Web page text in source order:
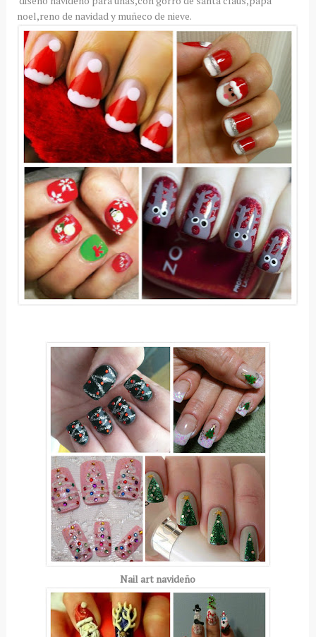
noel,reno de navidad y muñeco de nieve.
Nail art navideño